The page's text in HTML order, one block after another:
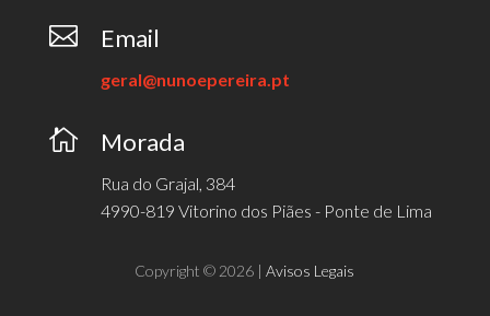
 Email
geral@nunoepereira.pt
 Morada
Rua do Grajal, 384
4990-819 Vitorino dos Piães - Ponte de Lima
Copyright © 2026 |Avisos Legais